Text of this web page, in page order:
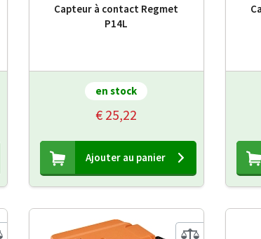
Capteur à contact Regmet
P14L
en stock
€ 25,22
Ajouter au panier